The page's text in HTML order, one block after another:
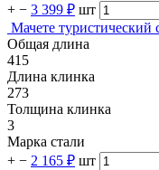
+ − 3 399 ₽ шт
Мачете туристический
Общая длина
415
Длина клинка
273
Толщина клинка
3
Марка стали
+ − 2 165 ₽ шт